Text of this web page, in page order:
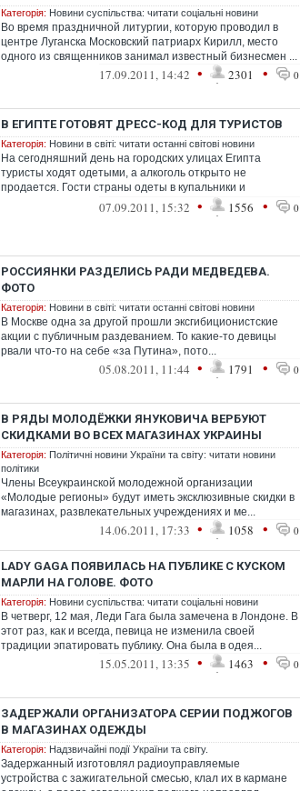
Категорія: Новини суспільства: читати соціальні новини
Во время праздничной литургии, которую проводил в
центре Луганска Московский патриарх Кирилл, место
одного из священников занимал известный бизнесмен ...
17.09.2011, 14:42 • 2301 • 0
В ЕГИПТЕ ГОТОВЯТ ДРЕСС-КОД ДЛЯ ТУРИСТОВ
Категорія: Новини в світі: читати останні світові новини
На сегодняшний день на городских улицах Египта
туристы ходят одетыми, а алкоголь открыто не
продается. Гости страны одеты в купальники и
07.09.2011, 15:32 • 1556 • 0
РОССИЯНКИ РАЗДЕЛИСЬ РАДИ МЕДВЕДЕВА.
ФОТО
Категорія: Новини в світі: читати останні світові новини
В Москве одна за другой прошли эксгибиционистские
акции с публичным раздеванием. То какие-то девицы
рвали что-то на себе «за Путина», пото...
05.08.2011, 11:44 • 1791 • 0
В РЯДЫ МОЛОДЁЖКИ ЯНУКОВИЧА ВЕРБУЮТ
СКИДКАМИ ВО ВСЕХ МАГАЗИНАХ УКРАИНЫ
Категорія: Політичні новини України та світу: читати новини
політики
Члены Всеукраинской молодежной организации
«Молодые регионы» будут иметь эксклюзивные скидки в
магазинах, развлекательных учреждениях и ме...
14.06.2011, 17:33 • 1058 • 0
LADY GAGA ПОЯВИЛАСЬ НА ПУБЛИКЕ С КУСКОМ
МАРЛИ НА ГОЛОВЕ. ФОТО
Категорія: Новини суспільства: читати соціальні новини
В четверг, 12 мая, Леди Гага была замечена в Лондоне. В
этот раз, как и всегда, певица не изменила своей
традиции эпатировать публику. Она была в одея...
15.05.2011, 13:35 • 1463 • 0
ЗАДЕРЖАЛИ ОРГАНИЗАТОРА СЕРИИ ПОДЖОГОВ
В МАГАЗИНАХ ОДЕЖДЫ
Категорія: Надзвичайні події України та світу.
Задержанный изготовлял радиоуправляемые
устройства с зажигательной смесью, клал их в кармане